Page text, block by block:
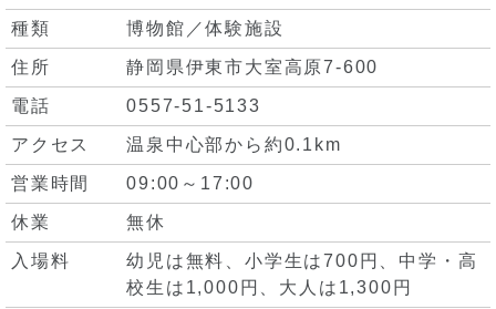
種類 博物館／体験施設
住所 静岡県伊東市大室高原7-600
電話 0557-51-5133
アクセス 温泉中心部から約0.1km
営業時間 09:00～17:00
休業 無休
入場料
幼児は無料、小学生は700円、中学・高
校生は1,000円、大人は1,300円